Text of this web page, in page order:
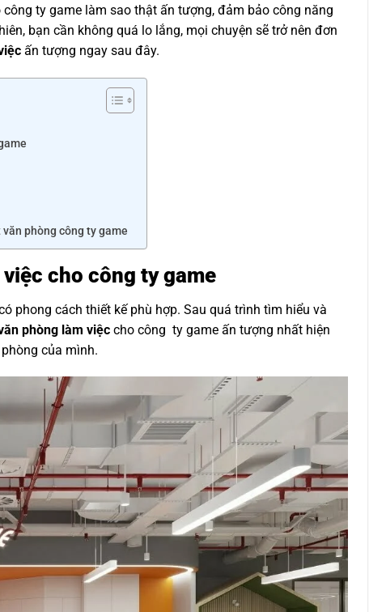
công ty game làm sao thật ấn tượng, đảm bảo công năng
bạn cần không quá lo lắng, mọi chuyện sẽ trở nên đơn
ấn tượng ngay sau đây.
phòng công ty game
cho công ty game
phong cách thiết kế phù hợp. Sau quá trình tìm hiểu và
phòng làm việc cho công ty game ấn tượng nhất hiện
của mình.